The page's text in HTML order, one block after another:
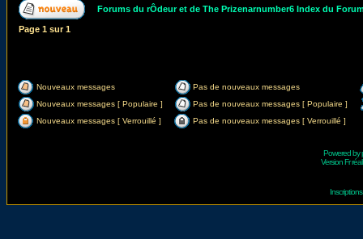
Forums du rÔdeur et de The Prizenarnumber6 Index du
Page 1 sur1
Nouveaux messages
Pas de nouveaux messages
Nouveaux messages [ Populaire ]
Pas de nouveaux messages [ Populaire ]
Nouveaux messages [ Verrouillé ]
Pas de nouveaux messages [ Verrouillé ]
Powered by
Version Fr